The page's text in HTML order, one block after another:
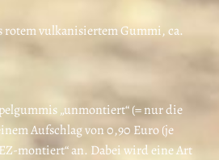
rotem vulkanisiertem Gummi, ca.
„unmontiert“ (= nur die
Aufschlag von 0,90 Euro (je
montiert“ an. Dabei wird eine Art